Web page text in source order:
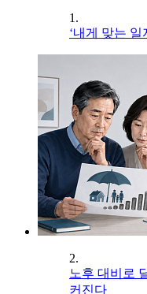
1.
‘내게 맞는
2.
노후 대비로
커진다